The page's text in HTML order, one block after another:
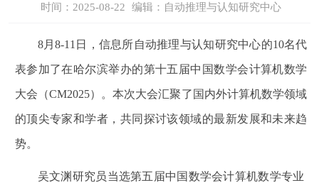
时间：2025-08-22 编辑： 自动推理与认知研究中心
8月8-11日，信息所自动推理与认知研究中心的10名代
表参加了在哈尔滨举办的第十五届中国数学会计算机数学
大会（CM2025）。本次大会汇聚了国内外计算机数学领域
的顶尖专家和学者，共同探讨该领域的最新发展和未来趋
势。
吴文渊研究员当选第五届中国数学会计算机数学专业